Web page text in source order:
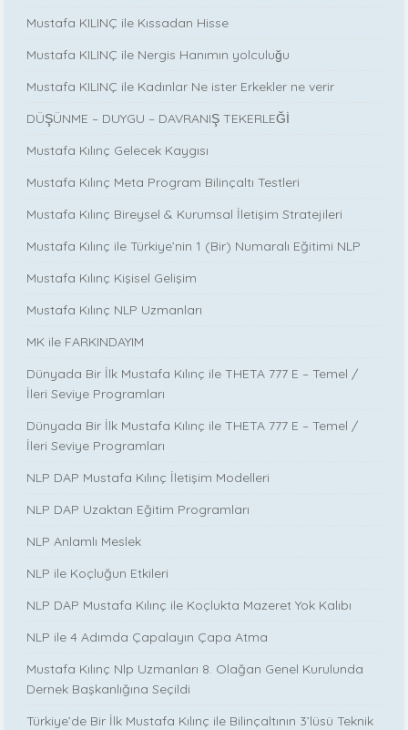
Mustafa KILINÇ ile Kıssadan Hisse
Mustafa KILINÇ ile Nergis Hanımın yolculuğu
Mustafa KILINÇ ile Kadınlar Ne ister Erkekler ne verir
DÜŞÜNME – DUYGU – DAVRANIŞ TEKERLEĞİ
Mustafa Kılınç Gelecek Kaygısı
Mustafa Kılınç Meta Program Bilinçaltı Testleri
Mustafa Kılınç Bireysel & Kurumsal İletişim Stratejileri
Mustafa Kılınç ile Türkiye’nin 1 (Bir) Numaralı Eğitimi NLP
Mustafa Kılınç Kişisel Gelişim
Mustafa Kılınç NLP Uzmanları
MK ile FARKINDAYIM
Dünyada Bir İlk Mustafa Kılınç ile THETA 777 E – Temel /
İleri Seviye Programları
Dünyada Bir İlk Mustafa Kılınç ile THETA 777 E – Temel /
İleri Seviye Programları
NLP DAP Mustafa Kılınç İletişim Modelleri
NLP DAP Uzaktan Eğitim Programları
NLP Anlamlı Meslek
NLP ile Koçluğun Etkileri
NLP DAP Mustafa Kılınç ile Koçlukta Mazeret Yok Kalıbı
NLP ile 4 Adımda Çapalayın Çapa Atma
Mustafa Kılınç Nlp Uzmanları 8. Olağan Genel Kurulunda
Dernek Başkanlığına Seçildi
Türkiye’de Bir İlk Mustafa Kılınç ile Bilinçaltının 3’lüsü Teknik